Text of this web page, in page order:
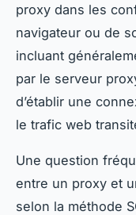
proxy dans les
navigateur ou de
incluant
par le serveur
d’établir une
le trafic web
Une question
entre un proxy et
selon la méthode